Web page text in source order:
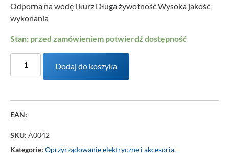
Odporna na wodę i kurz Długa żywotność Wysoka jakość
wykonania
Stan: przed zamówieniem potwierdź dostępność
Dodaj do koszyka
EAN:
SKU: A0042
Kategorie: Oprzyrządowanie elektryczne i akcesoria,